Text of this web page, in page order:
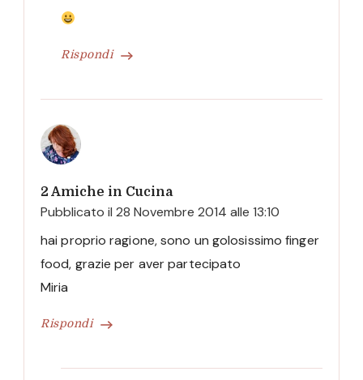
Rispondi
2 Amiche in Cucina
Pubblicato il 28 Novembre 2014 alle 13:10
Rispondi
hai proprio ragione, sono un golosissimo finger
food, grazie per aver partecipato
Miria